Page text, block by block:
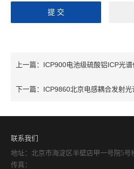
上一篇： ICP900电池级硫酸铝ICP光谱
下一篇： ICP9860北京电感耦合发射光
联系我们
地址：北京市海淀区半壁店甲一号院5号
传真：